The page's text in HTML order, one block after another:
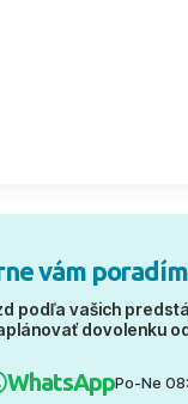
vám
podľa vašich
dovolenku
WhatsAppPo-Ne